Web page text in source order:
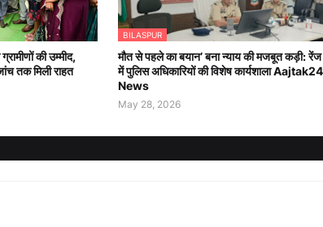
की उम्मीद,
तक मिली राहत
BILASPUR
मौत से पहले का बयान’ बना न्याय की मजबूत कड़ी: रेंज
में पुलिस अधिकारियों की विशेष कार्यशाला Aajtak24
News
May 28, 2026